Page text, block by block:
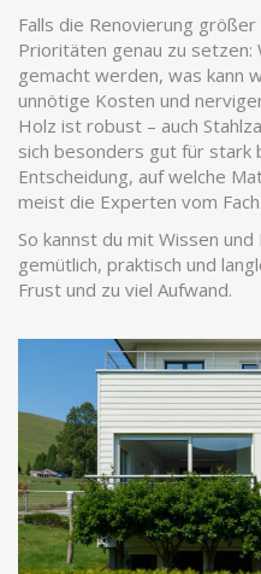
Falls die Renovierung
Prioritäten genau zu setzen:
gemacht werden, was kann
unnötige Kosten und
Holz ist robust – auch
sich besonders gut für stark
Entscheidung, auf welche
meist die Experten vom Fach.
So kannst du mit Wissen und
gemütlich, praktisch und
Frust und zu viel Aufwand.